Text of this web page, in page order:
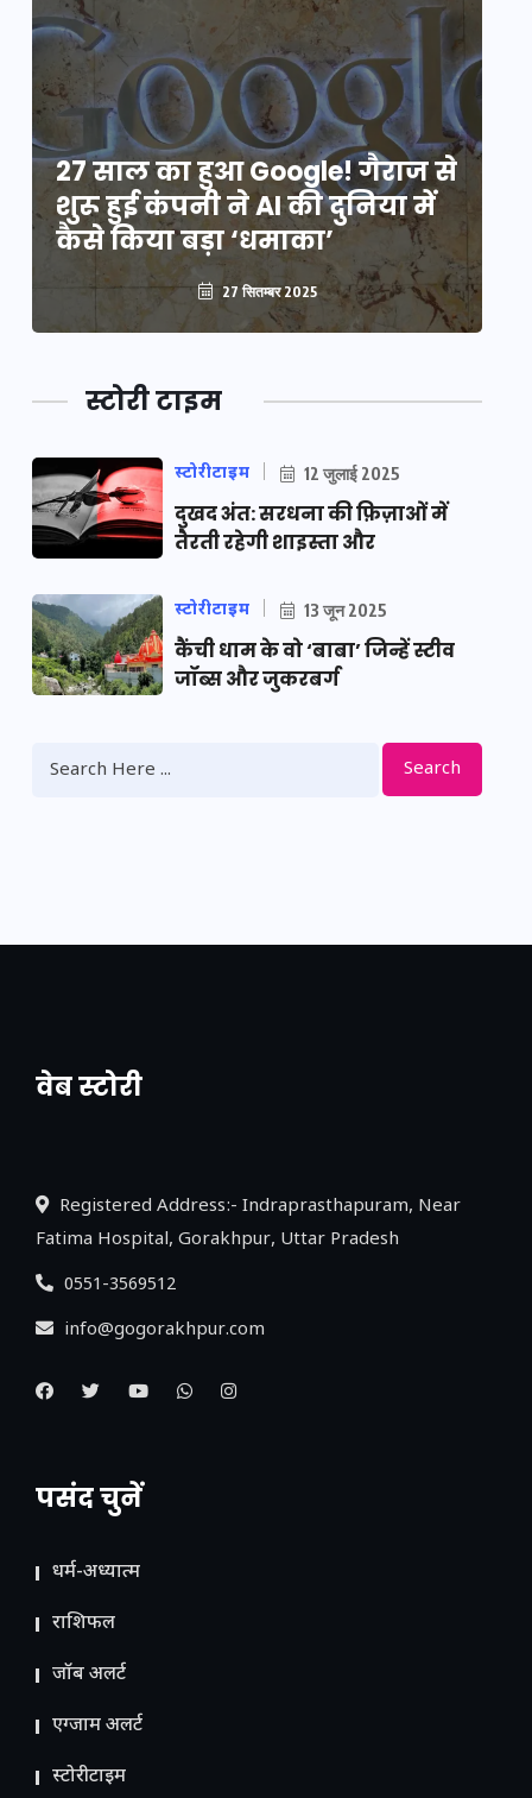
27 साल का हुआ Google! गैराज से
शुरू हुई कंपनी ने AI की दुनिया में
कैसे किया बड़ा ‘धमाका’
27 सितम्बर 2025
स्टोरी टाइम
स्टोरीटाइम 12 जुलाई 2025
दुखद अंत: सरधना की फ़िज़ाओं में
तैरती रहेगी शाइस्ता और
स्टोरीटाइम 13 जून 2025
कैंची धाम के वो ‘बाबा’ जिन्हें स्टीव
जॉब्स और जुकरबर्ग
Search
वेब स्टोरी
नया एक्सप्रेसवे: पूर्वांचल का लक, डेवलपमेंट का
Registered Address:- Indraprasthapuram, Near
Fatima Hospital, Gorakhpur, Uttar Pradesh
0551-3569512
info@gogorakhpur.com
पसंद चुनें
धर्म-अध्यात्म
राशिफल
जॉब अलर्ट
एग्जाम अलर्ट
स्टोरीटाइम